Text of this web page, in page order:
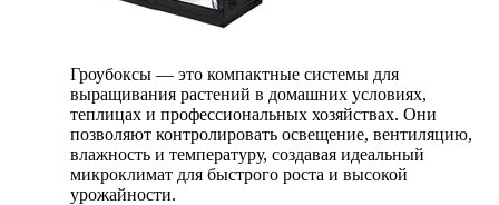
Гроубоксы — это компактные системы для
выращивания растений в домашних условиях,
теплицах и профессиональных хозяйствах. Они
позволяют контролировать освещение, вентиляцию,
влажность и температуру, создавая идеальный
микроклимат для быстрого роста и высокой
урожайности.